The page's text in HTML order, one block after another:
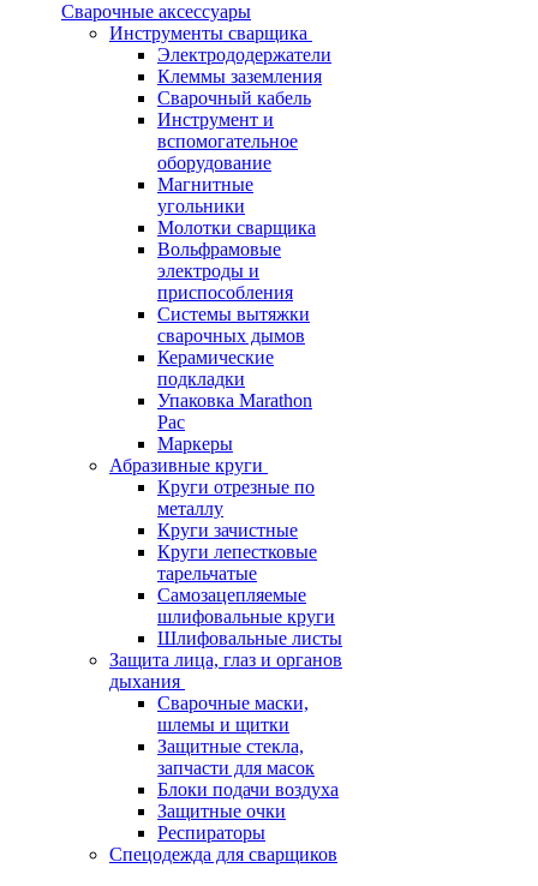
Сварочные аксессуары
Инструменты сварщика
Электрододержатели
Клеммы заземления
Сварочный кабель
Инструмент и
вспомогательное
оборудование
Магнитные
угольники
Молотки сварщика
Вольфрамовые
электроды и
приспособления
Системы вытяжки
сварочных дымов
Керамические
подкладки
Упаковка Marathon
Pac
Маркеры
Абразивные круги
Круги отрезные по
металлу
Круги зачистные
Круги лепестковые
тарельчатые
Самозацепляемые
шлифовальные круги
Шлифовальные листы
Защита лица, глаз и органов
дыхания
Сварочные маски,
шлемы и щитки
Защитные стекла,
запчасти для масок
Блоки подачи воздуха
Защитные очки
Респираторы
Спецодежда для сварщиков